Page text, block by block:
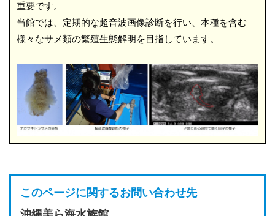
重要です。
当館では、定期的な超音波画像診断を行い、本種を含む
様々なサメ類の繁殖生態解明を目指しています。
このページに関するお問い合わせ先